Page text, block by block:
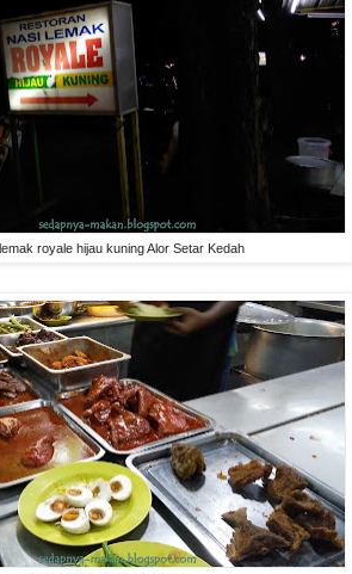
royale hijau kuning Alor Setar Kedah